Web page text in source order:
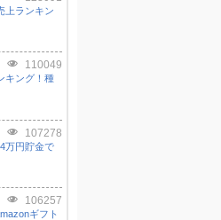
上ランキン
110049
キング！種
107278
万円貯金で
106257
ギフト